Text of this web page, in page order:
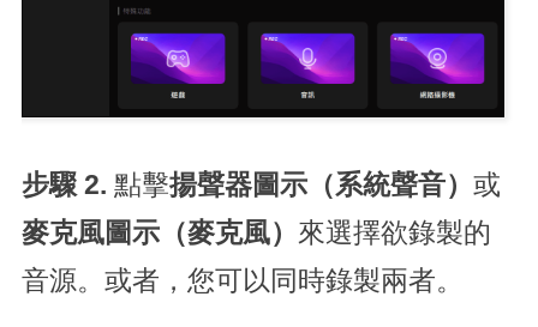
步驟 2. 點擊揚聲器圖示（系統聲音） 或
麥克風圖示（麥克風） 來選擇欲錄製的
音源。或者，您可以同時錄製兩者。